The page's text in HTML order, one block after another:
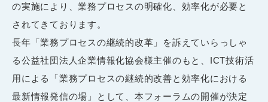
の実施により、業務プロセスの明確化、効率化が必要と
されてきております。
長年「業務プロセスの継続的改革」を訴えていらっしゃ
る公益社団法人企業情報化協会様主催のもと、ICT技術活
用による「業務プロセスの継続的改善と効率化における
最新情報発信の場」として、本フォーラムの開催が決定